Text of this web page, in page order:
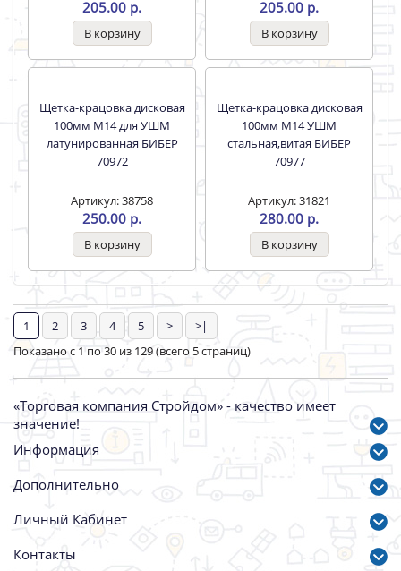
Сетка шлиф.абразивная
Р60 110х280мм БИБЕР
Артикул: 4009
205.00 р.
Сетка шлиф.абразивная
Р80 110х280мм БИБЕР
Артикул: 4010
205.00 р.
Щетка-крацовка дисковая
латунированная БИБЕР